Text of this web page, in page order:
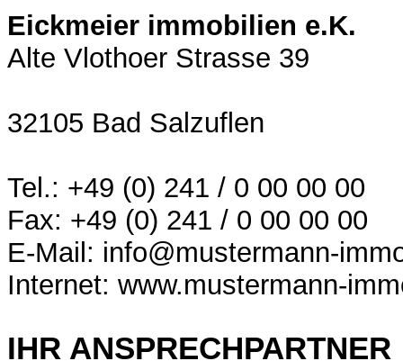
Eickmeier immobilien e.K.
Alte Vlothoer Strasse 39
32105 Bad Salzuflen
Tel.: +49 (0) 241 / 0 00 00 00
Fax: +49 (0) 241 / 0 00 00 00
E-Mail: info@mustermann-
Internet: www.mustermann-
IHR ANSPRECHPARTNER